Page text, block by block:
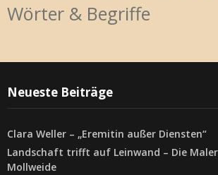
Wörter & Begriffe
Neueste Beiträge
Clara Weller – „Eremitin außer Diensten“
Landschaft trifft auf Leinwand – Die
Mollweide